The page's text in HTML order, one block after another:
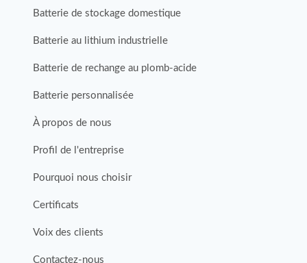
Batterie de stockage domestique
Batterie au lithium industrielle
Batterie de rechange au plomb-acide
Batterie personnalisée
À propos de nous
Profil de l'entreprise
Pourquoi nous choisir
Certificats
Voix des clients
Contactez-nous